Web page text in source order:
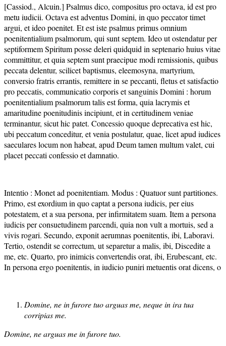
[Cassiod., Alcuin.] Psalmus dico, compositus pro octava, id est pro
metu iudicii. Octava est adventus Domini, in quo peccator timet
argui, et ideo poenitet. Et est iste psalmus primus omnium
poenitentialium psalmorum, qui sunt septem. Ideo ut ostendatur per
septiformem Spiritum posse deleri quidquid in septenario huius vitae
committitur, et quia septem sunt praecipue modi remissionis, quibus
peccata delentur, scilicet baptismus, eleemosyna, martyrium,
conversio fratris errantis, remittere in se peccanti, fletus et satisfactio
pro peccatis, communicatio corporis et sanguinis Domini : horum
poenitentialium psalmorum talis est forma, quia lacrymis et
amaritudine poenitudinis incipiunt, et in certitudinem veniae
terminantur, sicut hic patet. Concessio quoque deprecativa est hic,
ubi peccatum conceditur, et venia postulatur, quae, licet apud iudices
saeculares locum non habeat, apud Deum tamen multum valet, cui
placet peccati confessio et damnatio.
Intentio : Monet ad poenitentiam. Modus : Quatuor sunt partitiones.
Primo, est exordium in quo captat a persona iudicis, per eius
potestatem, et a sua persona, per infirmitatem suam. Item a persona
iudicis per consuetudinem parcendi, quia non vult a mortuis, sed a
vivis rogari. Secundo, exponit aerumnas poenitentis, ibi, Laboravi.
Tertio, ostendit se correctum, ut separetur a malis, ibi, Discedite a
me, etc. Quarto, pro inimicis convertendis orat, ibi, Erubescant, etc.
In persona ergo poenitentis, in iudicio puniri metuentis orat dicens, o
Domine, ne in furore tuo arguas me, neque in ira tua
corripias me.
Domine, ne arguas me in furore tuo.